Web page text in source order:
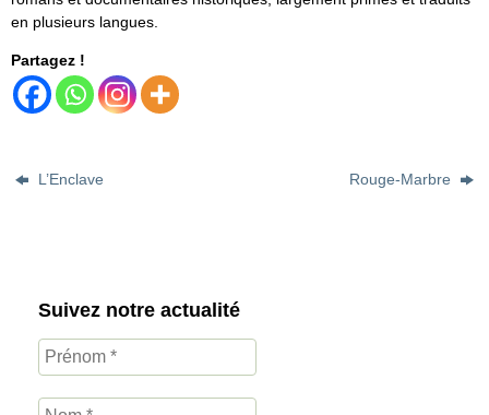
en plusieurs langues.
Partagez !
L’Enclave Rouge-Marbre
Suivez notre actualité